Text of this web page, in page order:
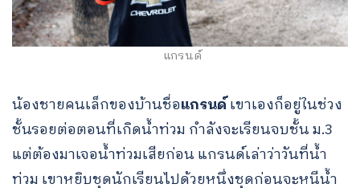
แกรนด์
น้องชายคนเล็กของบ้านชื่อแกรนด์เขาเองก็อยู่ในช่วง
ชั้นรอยต่อตอนที่เกิดน้ำท่วม กำลังจะเรียนจบชั้น ม.3
แต่ต้องมาเจอน้ำท่วมเสียก่อน แกรนด์เล่าว่าวันที่น้ำ
ท่วม เขาหยิบชุดนักเรียนไปด้วยหนึ่งชุดก่อนจะหนีน้ำ